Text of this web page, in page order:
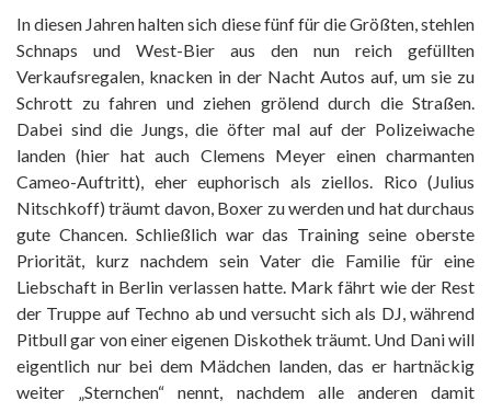
In diesen Jahren halten sich diese fünf für die Größten, stehlen
Schnaps und West-Bier aus den nun reich gefüllten
Verkaufsregalen, knacken in der Nacht Autos auf, um sie zu
Schrott zu fahren und ziehen grölend durch die Straßen.
Dabei sind die Jungs, die öfter mal auf der Polizeiwache
landen (hier hat auch Clemens Meyer einen charmanten
Cameo-Auftritt), eher euphorisch als ziellos. Rico (Julius
Nitschkoff) träumt davon, Boxer zu werden und hat durchaus
gute Chancen. Schließlich war das Training seine oberste
Priorität, kurz nachdem sein Vater die Familie für eine
Liebschaft in Berlin verlassen hatte. Mark fährt wie der Rest
der Truppe auf Techno ab und versucht sich als DJ, während
Pitbull gar von einer eigenen Diskothek träumt. Und Dani will
eigentlich nur bei dem Mädchen landen, das er hartnäckig
weiter „Sternchen“ nennt, nachdem alle anderen damit